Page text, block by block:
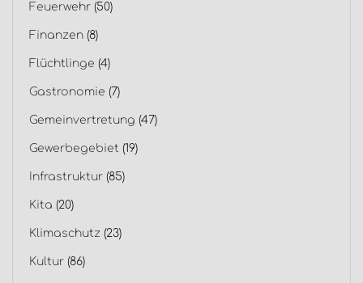
Feuerwehr (50)
Finanzen (8)
Flüchtlinge (4)
Gastronomie (7)
Gemeinvertretung (47)
Gewerbegebiet (19)
Infrastruktur (85)
Kita (20)
Klimaschutz (23)
Kultur (86)